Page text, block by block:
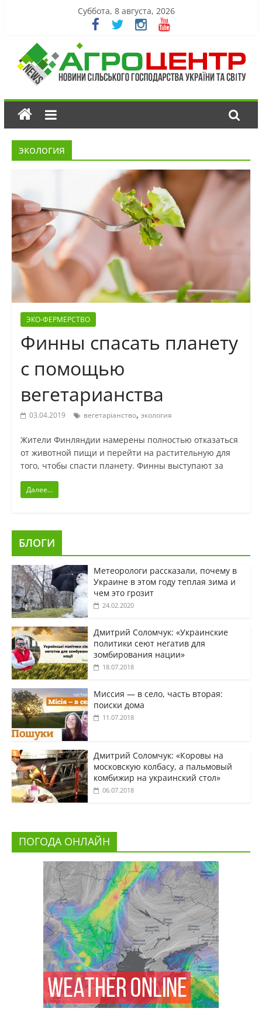
Суббота, 8 августа, 2026
экология
ЭКО-ФЕРМЕРСТВО
Финны спасать планету
с помощью
вегетарианства
03.04.2019 вегетаріанство, экология
Жители Финляндии намерены полностью отказаться
от животной пищи и перейти на растительную для
того, чтобы спасти планету. Финны выступают за
Далее...
БЛОГИ
Метеорологи рассказали, почему в
Украине в этом году теплая зима и
чем это грозит
24.02.2020
Дмитрий Соломчук: «Украинские
политики сеют негатив для
зомбирования нации»
18.07.2018
Миссия — в село, часть вторая:
поиски дома
11.07.2018
Дмитрий Соломчук: «Коровы на
московскую колбасу, а пальмовый
комбижир на украинский стол»
06.07.2018
ПОГОДА ОНЛАЙН